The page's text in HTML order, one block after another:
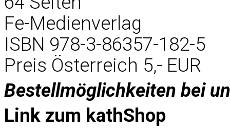
Fe-Medienverlag
ISBN 978-3-86357-182-5
Preis Österreich 5,- EUR
Bestellmöglichkeiten bei
Link zum kathShop